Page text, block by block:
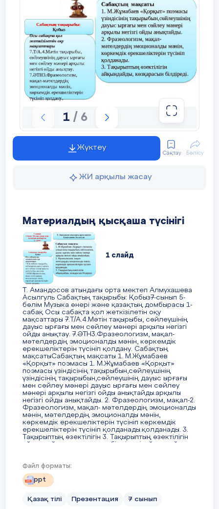
1 / 6
Жүктеу
Сақтау Бөлісу
ЖИ арқылы жасау
Материалдың қысқаша түсінігі
1 слайд
Т. Амандосов атындағы орта мектеп Алмухашева
Асылгуль Сабақтың тақырыбы: Қобыз7-сынып 5-
бөлім Музыка өнері және қазақтың домбырасы 1-
сабақ Осы сабақта қол жеткізілетін оқу
мақсаттары 7.Т/А.4.Мәтін тақырыбы, сөйлеушінің
дауыс ырғағы мен сөйлеу мәнері арқылы негізгі
ойды анықтау. 7.ӘТН3.Фразеологизм, мақал-
мәтелдердің эмоционалды мәнін, көркемдік
ерекшеліктерін түсініп қолдану. Сабақтың
мақсатыСабақтың мақсаты 1. М.Жұмабаев
«Қорқыт» поэмасы 1. М.Жұмабаев «Қорқыт»
поэмасы үзіндісінің тақырыбын,сөйлеушінің
үзіндісінің тақырыбын,сөйлеушінің дауыс ырғағы
мен сөйлеу мәнері дауыс ырғағы мен сөйлеу
мәнері арқылы негізгі ойды анықтайды.арқылы
негізгі ойды анықтайды. 2. Фразеологизм, мақал-2.
Фразеологизм, мақал- мәтелдердің эмоционалды
мәнін, мәтелдердің эмоционалды мәнін,
көркемдік ерекшеліктерін түсініп көркемдік
ерекшеліктерін түсініп қолданады.қолданады. 3.
Тақырыптың өзектілігін 3. Тақырыптың өзектілігін
айқындайды, көзқарасын білдіреді. айқындайды,
тақырыбы: Қобыз 7-сынып 5-бөлім Музыка өнері
және қазақтың домбырасы 1- сабақ Осы сабақта
қол жеткізілетін оқу мақсаттары 7.Т/А.4.Мәтін
тақырыбы, сөйлеушінің дауыс ырғағы мен сөйлеу
мәнері арқылы негізгі ойды анықтау.
7.ӘТН3.Фразеологизм, мақал-мәтелдердің
Файл форматы:
ppt
Қазақ тілі Презентация 7 сынып